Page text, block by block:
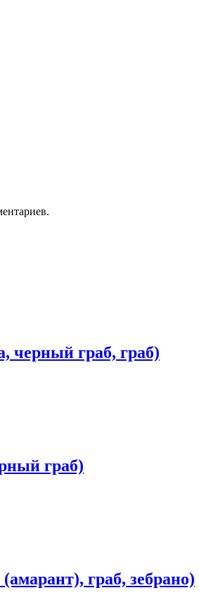
черный граб, граб)
граб)
граб, зебрано)